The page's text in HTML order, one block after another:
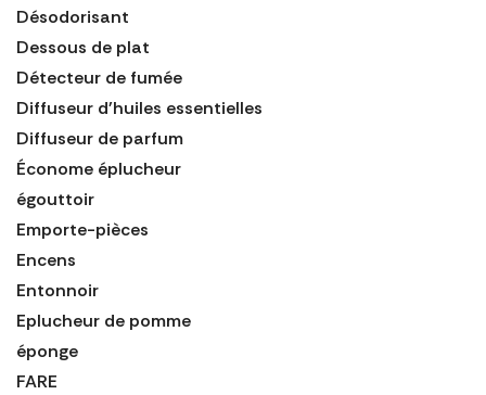
Désodorisant
Dessous de plat
Détecteur de fumée
Diffuseur d'huiles essentielles
Diffuseur de parfum
Économe éplucheur
égouttoir
Emporte-pièces
Encens
Entonnoir
Eplucheur de pomme
éponge
FARE